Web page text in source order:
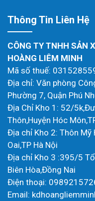
Thông Tin Liên Hệ
CÔNG TY TNHH SẢN
HOÀNG LIÊM MINH
Mã số thuế:
Địa chỉ: Văn phòng
Phường 7, Quận Phú
Địa Chỉ Kho 1: 52/
Thôn,Huyện Hóc
Địa chỉ Kho 2: Thôn Mỹ
Oai,TP Hà Nội
Địa chỉ Kho 3 :395/5
Biên Hòa,Đồng Nai
Điện thoại:
Email: